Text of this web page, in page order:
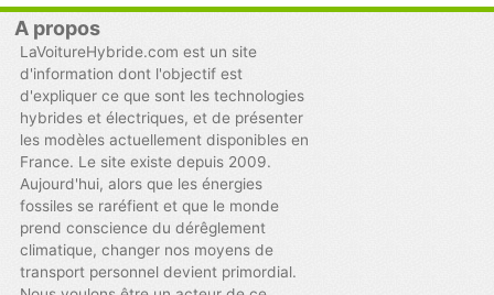
A propos
LaVoitureHybride.com est un site
d'information dont l'objectif est
d'expliquer ce que sont les technologies
hybrides et électriques, et de présenter
les modèles actuellement disponibles en
France. Le site existe depuis 2009.
Aujourd'hui, alors que les énergies
fossiles se raréfient et que le monde
prend conscience du dérêglement
climatique, changer nos moyens de
transport personnel devient primordial.